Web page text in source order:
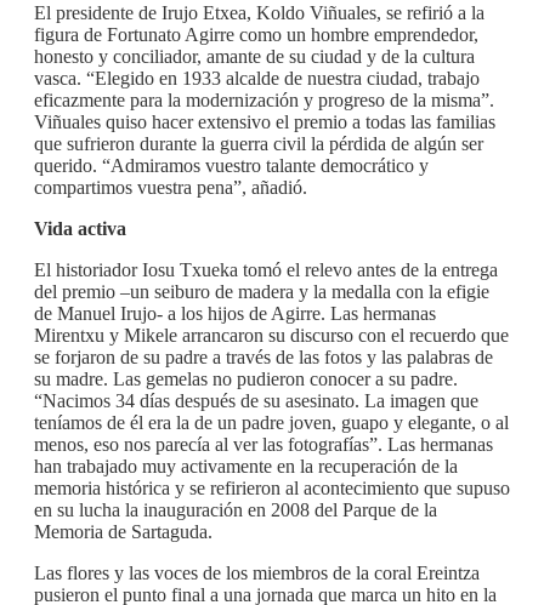
El presidente de Irujo Etxea, Koldo Viñuales, se refirió a la
figura de Fortunato Agirre como un hombre emprendedor,
honesto y conciliador, amante de su ciudad y de la cultura
vasca. “Elegido en 1933 alcalde de nuestra ciudad, trabajo
eficazmente para la modernización y progreso de la misma”.
Viñuales quiso hacer extensivo el premio a todas las familias
que sufrieron durante la guerra civil la pérdida de algún ser
querido. “Admiramos vuestro talante democrático y
compartimos vuestra pena”, añadió.
Vida activa
El historiador Iosu Txueka tomó el relevo antes de la entrega
del premio –un seiburo de madera y la medalla con la efigie
de Manuel Irujo- a los hijos de Agirre. Las hermanas
Mirentxu y Mikele arrancaron su discurso con el recuerdo que
se forjaron de su padre a través de las fotos y las palabras de
su madre. Las gemelas no pudieron conocer a su padre.
“Nacimos 34 días después de su asesinato. La imagen que
teníamos de él era la de un padre joven, guapo y elegante, o al
menos, eso nos parecía al ver las fotografías”. Las hermanas
han trabajado muy activamente en la recuperación de la
memoria histórica y se refirieron al acontecimiento que supuso
en su lucha la inauguración en 2008 del Parque de la
Memoria de Sartaguda.
Las flores y las voces de los miembros de la coral Ereintza
pusieron el punto final a una jornada que marca un hito en la